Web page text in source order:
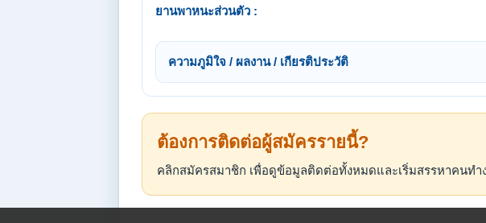
ยานพาหนะส่วนตัว :
ความภูมิใจ / ผลงาน / เกียรติประวัติ
ต้องการติดต่อผู้สมัครรายนี้?
คลิกสมัครสมาชิก เพื่อดูข้อมูลติดต่อทั้งหมดและเริ่มสรรหาคนทำ